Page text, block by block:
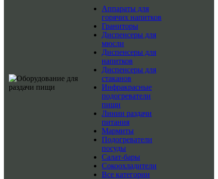
Аппараты для
горячих напитков
Граниторы
Диспенсеры для
мюсли
Диспенсеры для
напитков
Диспенсеры для
стаканов
Инфракрасные
подогреватели
пищи
Линии раздачи
питания
Мармиты
Подогреватели
посуды
Салат-бары
Сокоохладители
Все категории